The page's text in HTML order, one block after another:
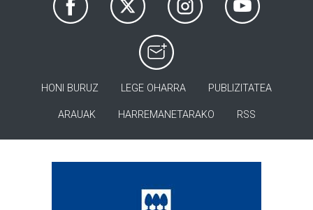
HONI BURUZ LEGE OHARRA PUBLIZITATEA
ARAUAK HARREMANETARAKO RSS